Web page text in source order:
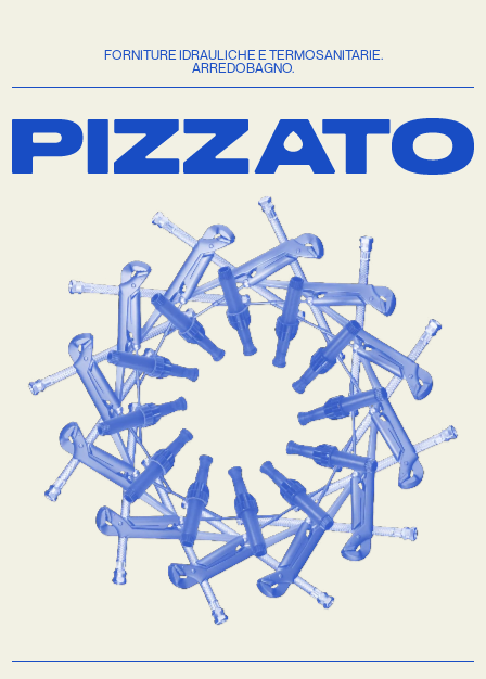
FORNITURE IDRAULICHE E TERMOSANITARIE.
ARREDOBAGNO.